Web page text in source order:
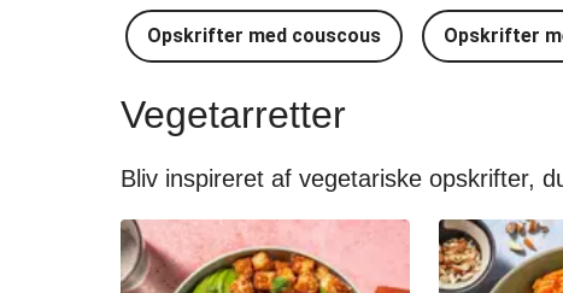
Opskrifter med couscous Opskrifter
Vegetarretter
Bliv inspireret af vegetariske opskrifter,